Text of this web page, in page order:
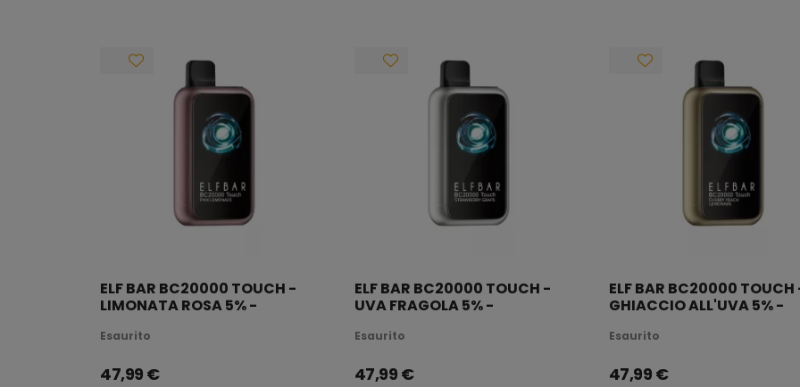
Esplora ora la nostra collezione e scopri il tuo vape perfetto.
ELF BAR BC20000 TOUCH -
LIMONATA ROSA 5% -
Esaurito
47,99 €
ELF BAR BC20000 TOUCH -
UVA FRAGOLA 5% -
Esaurito
47,99 €
ELF BAR BC20000 TOUCH
GHIACCIO ALL'UVA 5% -
Esaurito
47,99 €